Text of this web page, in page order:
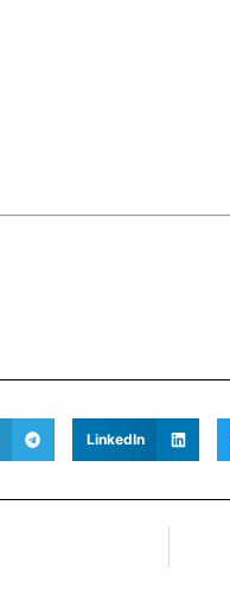
LinkedIn